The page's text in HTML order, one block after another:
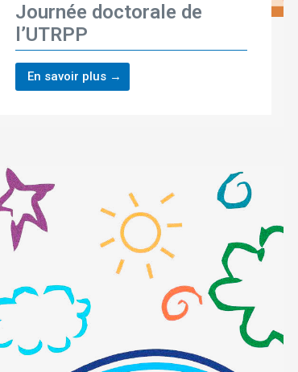
Journée doctorale de
l’UTRPP
En savoir plus →